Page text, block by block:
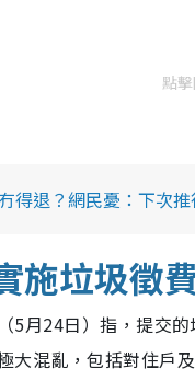
點
得退？網民憂：下次
施垃圾徵
5月24日）指，提交
大混亂，包括對住戶